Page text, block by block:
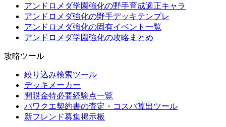
アンドロメダ学園強化の野手育成適正キャラ
アンドロメダ強化の野手デッキテンプレ
アンドロメダ強化の固有イベント一覧
アンドロメダ学園強化の攻略まとめ
攻略ツール
絞り込み検索ツール
デッキメーカー
開眼金特必要経験点一覧
パワクエ契約書の査定・コスパ算出ツール
新フレンド募集掲示板